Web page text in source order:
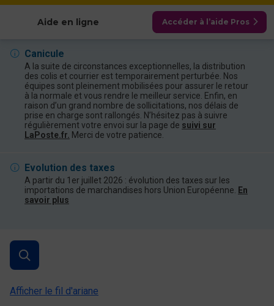
Aide en ligne Accéder à l’aide Pros
Canicule
A la suite de circonstances exceptionnelles, la distribution
des colis et courrier est temporairement perturbée. Nos
équipes sont pleinement mobilisées pour assurer le retour
à la normale et vous rendre le meilleur service. Enfin, en
raison d’un grand nombre de sollicitations, nos délais de
prise en charge sont rallongés. N’hésitez pas à suivre
régulièrement votre envoi sur la page de suivi sur
LaPoste.fr. Merci de votre patience.
Evolution des taxes
A partir du 1er juillet 2026 : évolution des taxes sur les
importations de marchandises hors Union Européenne.
En
savoir plus
Afficher le fil d'ariane